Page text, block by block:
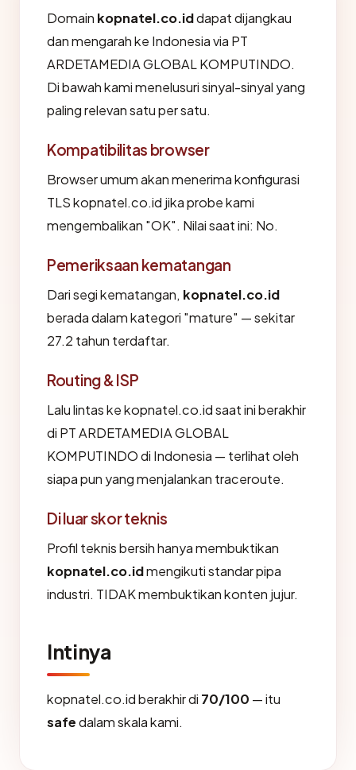
Domain kopnatel.co.iddapat dijangkau
dan mengarah ke Indonesia via PT
ARDETAMEDIA GLOBAL KOMPUTINDO.
Di bawah kami menelusuri sinyal-sinyal yang
paling relevan satu per satu.
Kompatibilitas browser
Browser umum akan menerima konfigurasi
TLS kopnatel.co.id jika probe kami
mengembalikan "OK". Nilai saat ini: No.
Pemeriksaan kematangan
Dari segi kematangan, kopnatel.co.id
berada dalam kategori "mature" — sekitar
27.2 tahun terdaftar.
Routing & ISP
Lalu lintas ke kopnatel.co.id saat ini berakhir
di PT ARDETAMEDIA GLOBAL
KOMPUTINDO di Indonesia — terlihat oleh
siapa pun yang menjalankan traceroute.
Di luar skor teknis
Profil teknis bersih hanya membuktikan
kopnatel.co.idmengikuti standar pipa
industri. TIDAK membuktikan konten jujur.
Intinya
kopnatel.co.id berakhir di 70/100 — itu
safedalam skala kami.